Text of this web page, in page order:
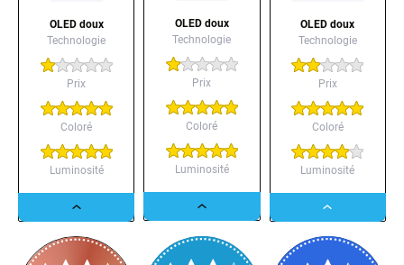
OLED doux
Technologie
Prix
Coloré
Luminosité
Dropdown
button
OLED doux
Technologie
Prix
Coloré
Luminosité
Dropdown
button
OLED doux
Technologie
Prix
Coloré
Luminosité
Dropdown
button